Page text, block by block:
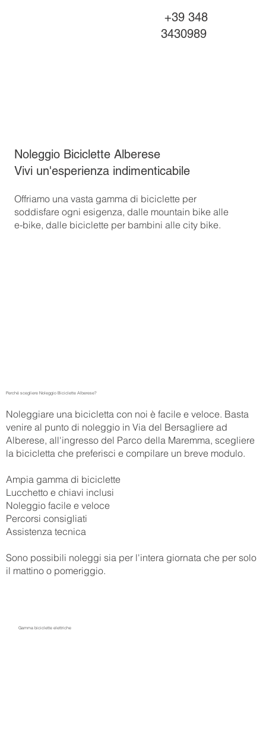
+39 348
3430989
Noleggio Biciclette Alberese
Vivi un'esperienza indimenticabile
​Offriamo una vasta gamma di biciclette per
soddisfare ogni esigenza, dalle mountain bike alle
e-bike, dalle biciclette per bambini alle city bike.
Perché scegliere Noleggio Biciclette Alberese?
Noleggiare una bicicletta con noi è facile e veloce. Basta
venire al punto di noleggio in Via del Bersagliere ad
Alberese, all'ingresso del Parco della Maremma, scegliere
la bicicletta che preferisci e compilare un breve modulo.
Ampia gamma di biciclette
Lucchetto e chiavi inclusi
Noleggio facile e veloce
Percorsi consigliati
Assistenza tecnica
Sono possibili noleggi sia per l'intera giornata che per solo
il mattino o pomeriggio.
Gamma biciclette elettriche